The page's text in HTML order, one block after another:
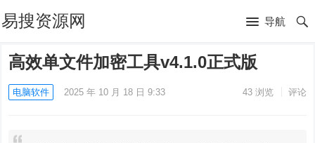
易搜资源网 导航
高效单文件加密工具v4.1.0正式版
电脑软件 2025 年 10 月 18 日 9:33 43浏览 评论